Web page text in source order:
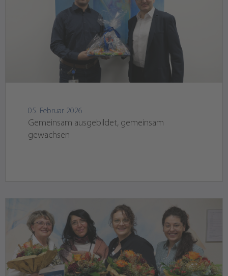
05. Februar 2026
Gemeinsam ausgebildet, gemeinsam
gewachsen